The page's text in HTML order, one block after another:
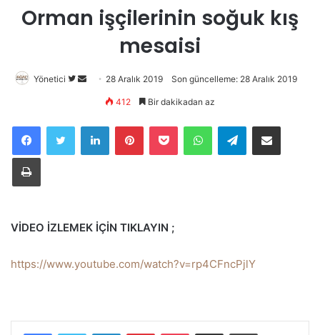
Orman işçilerinin soğuk kış
mesaisi
Yönetici
Twitter'da
Bir
göndermek
28 Aralık 2019 Son güncelleme: 28 Aralık 2019
412 Bir dakikadan az
FacebookTwitter LinkedIn PinterestPocket WhatsAppTelegram
Yazdır
VİDEO İZLEMEK İÇİN TIKLAYIN ;
https://www.youtube.com/watch?v=rp4CFncPjlY